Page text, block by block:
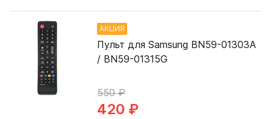
АКЦИЯ
Пульт для Samsung BN59-01303A
/ BN59-01315G
550 ₽
420 ₽